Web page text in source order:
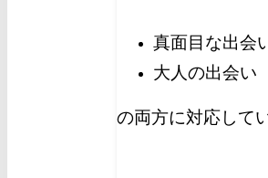
真面目な出会
大人の出会い
の両方に対応して